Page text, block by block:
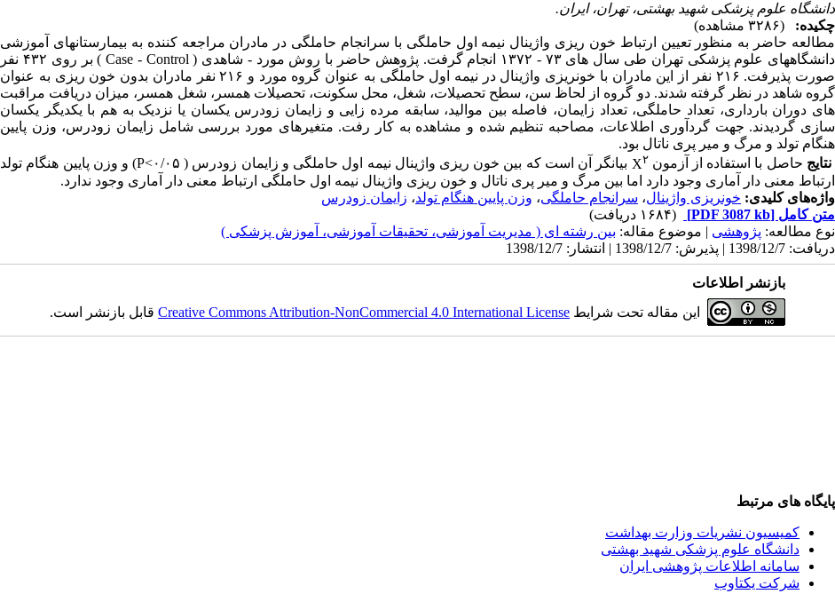
دانشگاه علوم پزشکی شهید بهشتی، تهران، ایران.
چکیده:
(۳۲۸۶ مشاهده)
مطالعه حاضر به منظور تعیین ارتباط خون ریزی واژینال نیمه اول حاملگی با سرانجام حاملگی در مادران مراجعه کننده به بیمارستانهای آموزشی
دانشگاههای علوم پزشکی تهران طی سال های ۷۳ - ۱۳۷۲ انجام گرفت. پژوهش حاضر با روش مورد - شاهدی (
Case - Control
) بر روی ۴۳۲ نفر
صورت پذیرفت. ۲۱۶ نفر از این مادران با خونریزی واژینال در نیمه اول حاملگی به عنوان گروه مورد و ۲۱۶ نفر مادران بدون خون ریزی به عنوان
گروه شاهد در نظر گرفته شدند. دو گروه از لحاظ سن، سطح تحصیلات، شغل، محل سکونت، تحصیلات همسر، شغل همسر، میزان دریافت مراقبت
های دوران بارداری، تعداد حاملگی، تعداد زایمان، فاصله بین موالید، سابقه مرده زایی و زایمان زودرس یکسان یا نزدیک به هم با یکدیگر یکسان
سازی گردیدند. جهت گردآوری اطلاعات، مصاحبه تنظیم شده و مشاهده به کار رفت. متغیرهای مورد بررسی شامل زایمان زودرس، وزن پایین
هنگام تولد و مرگ و میر پری ناتال بود.
نتایج حاصل با استفاده از آزمون X۲ بیانگر آن است که بین خون ریزی واژینال نیمه اول حاملگی و زایمان زودرس ( ۰/۰۵> P) و وزن پایین هنگام تولد
ارتباط معنی دار آماری وجود دارد اما بین مرگ و میر پری ناتال و خون ریزی واژینال نیمه اول حاملگی ارتباط معنی دار آماری وجود ندارد.
واژه‌های کلیدی: خونریزی واژینال، سرانجام حاملگی، وزن پایین هنگام تولد، زایمان زودرس
متن کامل [PDF 3087 kb]
(۱۶۸۴ دریافت)
نوع مطالعه: پژوهشی | موضوع مقاله: بین رشته ای ( مدیریت آموزشی، تحقیقات آموزشی، آموزش پزشکی )
دریافت: 1398/12/7 | پذیرش: 1398/12/7 | انتشار: 1398/12/7
بازنشر اطلاعات
این مقاله تحت شرایط Creative Commons Attribution-NonCommercial 4.0 International Licenseقابل بازنشر است.
پایگاه های مرتبط
کمیسیون نشریات وزارت بهداشت
دانشگاه علوم پزشکی شهید بهشتی
سامانه اطلاعات پژوهشی ایران
شرکت یکتاوب